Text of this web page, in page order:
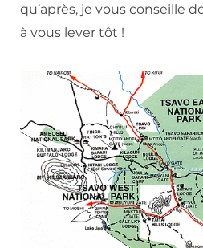
qu’après, je vous conseille
à vous lever tôt !